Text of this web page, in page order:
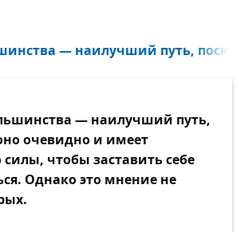
— наилучший путь,
— наилучший путь,
очевидно и имеет
силы, чтобы заставить себе
Однако это мнение не